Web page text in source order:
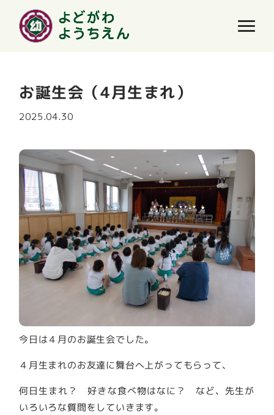
お誕生会（4月生まれ）
2025.04.30
今日は４月のお誕生会でした。
４月生まれのお友達に舞台へ上がってもらって、
何日生まれ？ 好きな食べ物はなに？ など、先生が
いろいろな質問をしていきます。